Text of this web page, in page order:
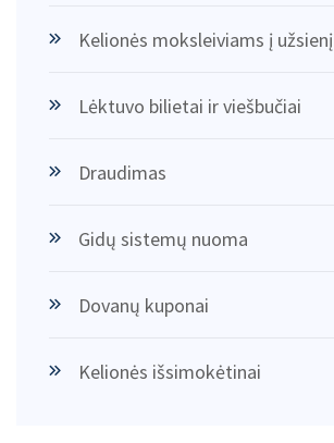
Kelionės moksleiviams į užsienį
Lėktuvo bilietai ir viešbučiai
Draudimas
Gidų sistemų nuoma
Dovanų kuponai
Kelionės išsimokėtinai